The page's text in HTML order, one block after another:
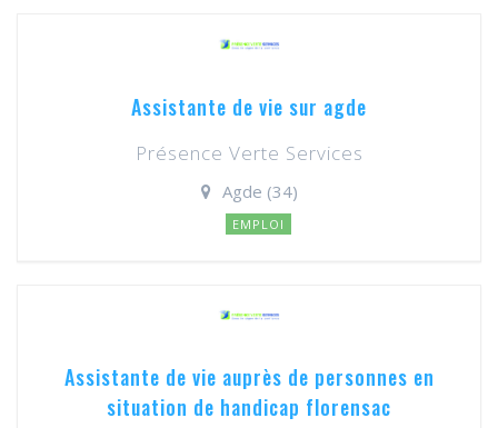
Assistante de vie sur agde
Présence Verte Services
Agde (34)
EMPLOI
Assistante de vie auprès de personnes en
situation de handicap florensac